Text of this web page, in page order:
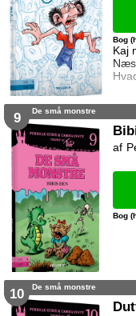
Kaj
Bog
9 De små monstre
Bog
10 De små monstre